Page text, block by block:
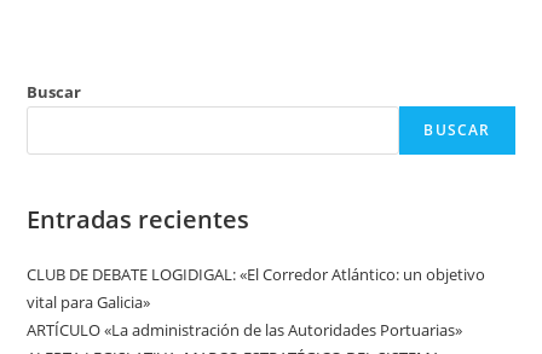
Buscar
BUSCAR
Entradas recientes
CLUB DE DEBATE LOGIDIGAL: «El Corredor Atlántico: un objetivo
vital para Galicia»
ARTÍCULO «La administración de las Autoridades Portuarias»